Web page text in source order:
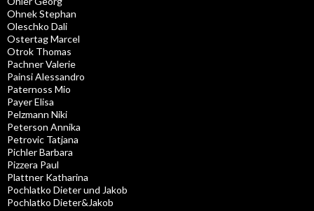
Ohnek Stephan
Oleschko Dali
Ostertag Marcel
Otrok Thomas
Pachner Valerie
Painsi Alessandro
Paternoss Mio
Payer Elisa
Pelzmann Niki
Peterson Annika
Petrovic Tatjana
Pichler Barbara
Pizzera Paul
Plattner Katharina
Pochlatko Dieter und Jakob
Pochlatko Dieter&Jakob